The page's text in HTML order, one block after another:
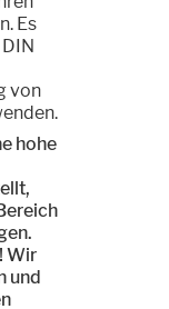
Es
von
hohe
Wir
und